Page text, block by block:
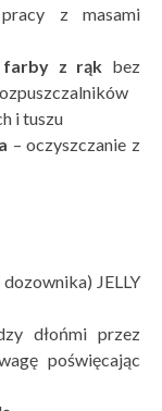
z masami
farby z rąk bez
i tuszu
– oczyszczanie z
JELLY
dłońmi przez
poświęcając